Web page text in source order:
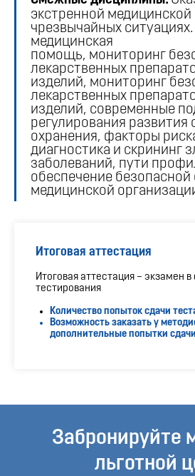
экстренной
чрезвычайных
медицинская
помощь, мониторинг
лекарственных
изделий, мониторинг
лекарственных
изделий, современные
регулирования развития
охранения, факторы
диагностика и скрининг
заболеваний, пути
обеспечение безопасной
медицинской
Итоговая аттестация
Итоговая аттестация – экзамен
тестирования
Количество попыток сдачи
Возможность заказать у
дополнительные попытки
Забронируйте
льготной